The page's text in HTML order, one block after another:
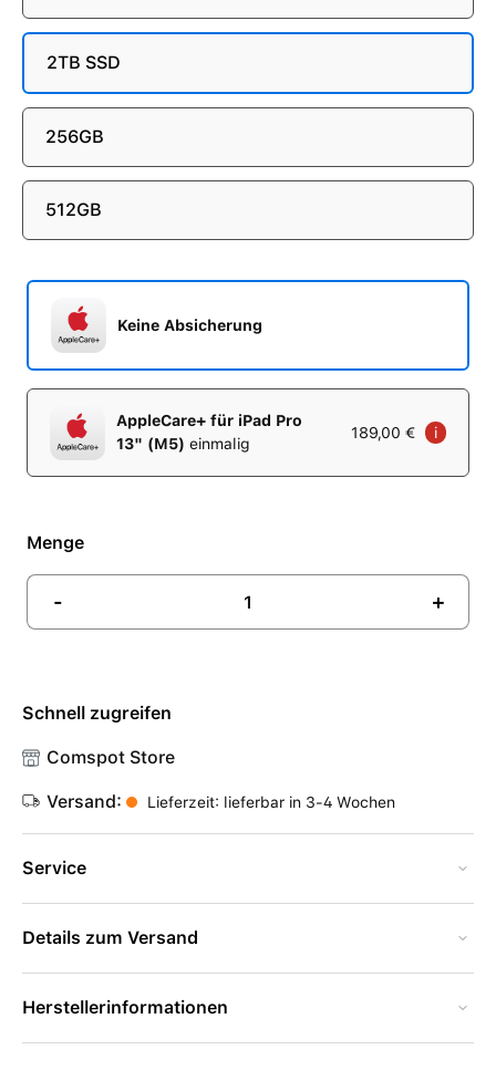
2TB SSD
256GB
512GB
Keine Absicherung
AppleCare+ für iPad Pro
13" (M5) einmalig
189,00 € i
Menge
- +
Schnell zugreifen
Comspot Store
Versand: Lieferzeit: lieferbar in 3-4 Wochen
Service
Details zum Versand
Herstellerinformationen